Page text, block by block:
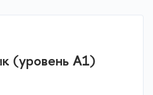
(уровень А1)